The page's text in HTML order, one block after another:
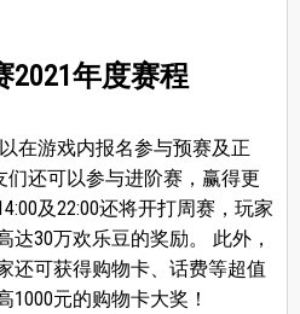
2021年度赛程
在游戏内报名参与预赛及正
们还可以参与进阶赛，赢得更
及22:00还将开打周赛，玩家
达30万欢乐豆的奖励。 此外，
还可获得购物卡、话费等超值
元的购物卡大奖！